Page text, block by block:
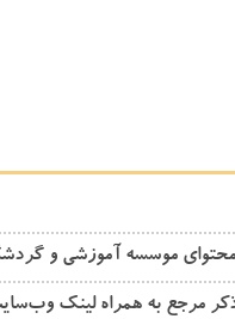
محتوای موسسه آموزشی و
ذکر مرجع به همراه لینک